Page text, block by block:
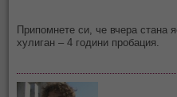
Припомнете си, че вчера стана
хулиган – 4 години пробация.